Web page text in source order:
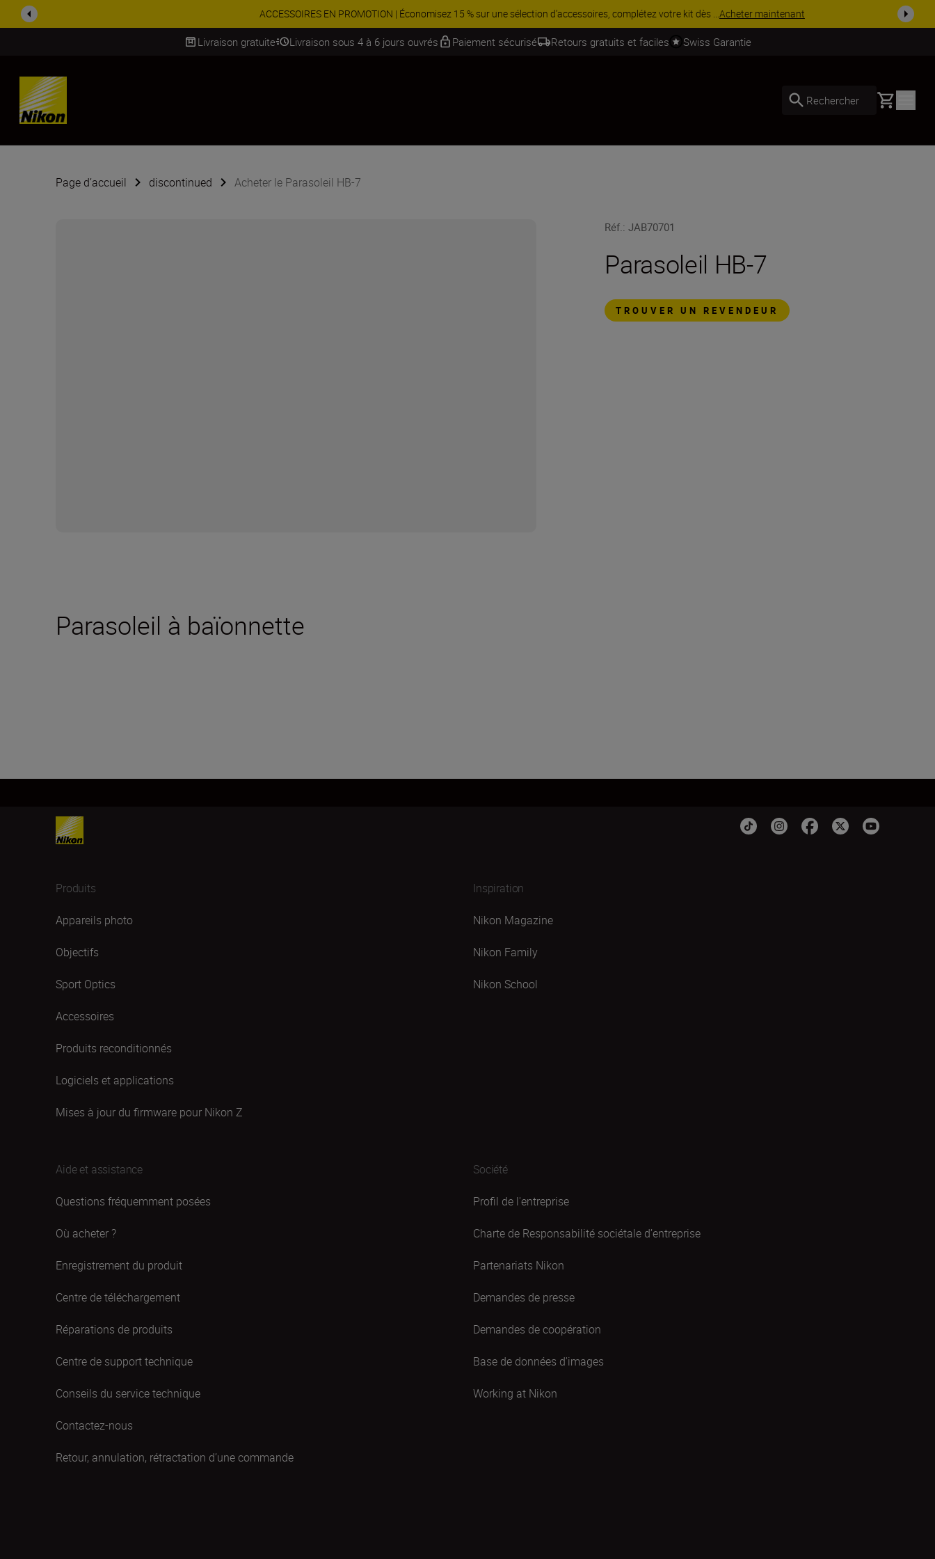
ACCESSOIRES EN PROMOTION | Économisez 15 % sur une sélection d’accessoires, complétez votre kit dès ...Acheter maintenant
Livraison gratuite Livraison sous 4 à 6 jours ouvrés Paiement sécurisé Retours gratuits et faciles Swiss Garantie
SKIP
Rechercher Basket
Page d’accueil discontinued Acheter le Parasoleil HB-7
Réf.:JAB70701
Parasoleil HB-7
TROUVER UN REVENDEUR
Parasoleil à baïonnette
Produits
Appareils photo
Objectifs
Sport Optics
Accessoires
Produits reconditionnés
Logiciels et applications
Mises à jour du firmware pour Nikon Z
Inspiration
Nikon Magazine
Nikon Family
Nikon School
Aide et assistance
Questions fréquemment posées
Où acheter ?
Enregistrement du produit
Centre de téléchargement
Réparations de produits
Centre de support technique
Conseils du service technique
Contactez-nous
Retour, annulation, rétractation d’une commande
Société
Profil de l'entreprise
Charte de Responsabilité sociétale d’entreprise
Partenariats Nikon
Demandes de presse
Demandes de coopération
Base de données d'images
Working at Nikon